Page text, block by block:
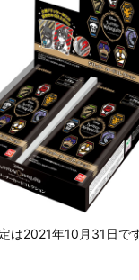
は2021年10月31日です